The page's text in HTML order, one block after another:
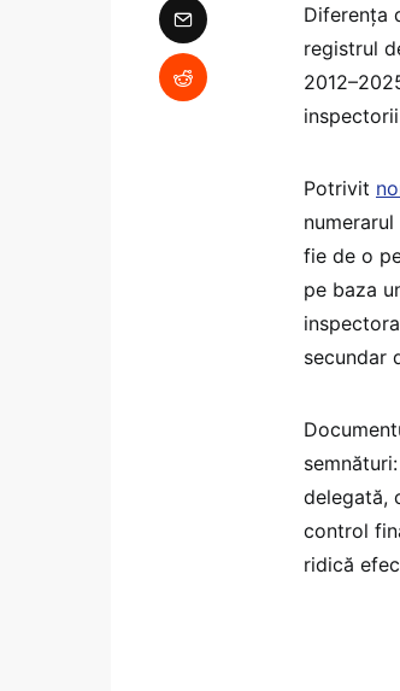
Diferența
registrul
Potrivit
fie de o
pe baza
secundar
delegată,
control
ridică